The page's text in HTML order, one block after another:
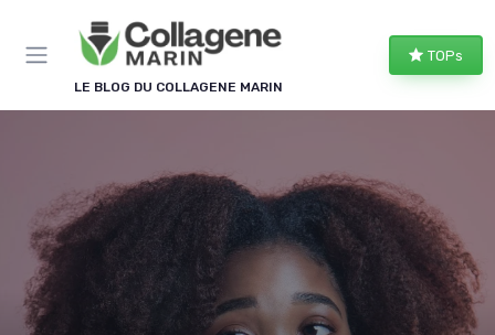
LE BLOG DU COLLAGENE MARIN
TOPs